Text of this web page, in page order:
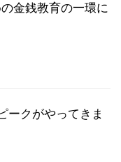
金銭教育の一環に
ークがやってきま